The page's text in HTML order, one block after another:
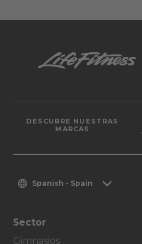
DESCUBRE NUESTRAS
MARCAS
Spanish - Spain
Sector
Gimnasios